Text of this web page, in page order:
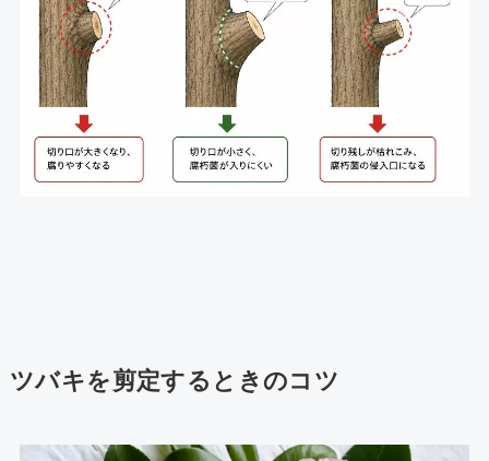
ツバキを剪定するときのコツ